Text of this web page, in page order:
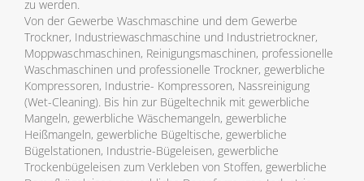
zu werden.
Von der Gewerbe Waschmaschine und dem Gewerbe
Trockner, Industriewaschmaschine und Industrietrockner,
Moppwaschmaschinen, Reinigungsmaschinen, professionelle
Waschmaschinen und professionelle Trockner, gewerbliche
Kompressoren, Industrie- Kompressoren, Nassreinigung
(Wet-Cleaning). Bis hin zur Bügeltechnik mit gewerbliche
Mangeln, gewerbliche Wäschemangeln, gewerbliche
Heißmangeln, gewerbliche Bügeltische, gewerbliche
Bügelstationen, Industrie-Bügeleisen, gewerbliche
Trockenbügeleisen zum Verkleben von Stoffen, gewerbliche